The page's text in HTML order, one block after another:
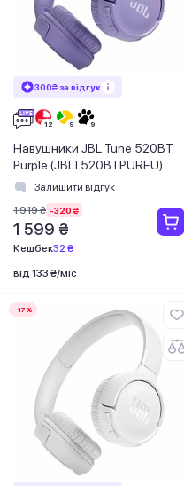
300₴ за відгук
Навушники JBL Tune 520BT
Purple (JBLT520BTPUREU)
Залишити відгук
1 919 ₴ -320 ₴
1 599 ₴
Кешбек32 ₴
від 133 ₴/міс
-17%